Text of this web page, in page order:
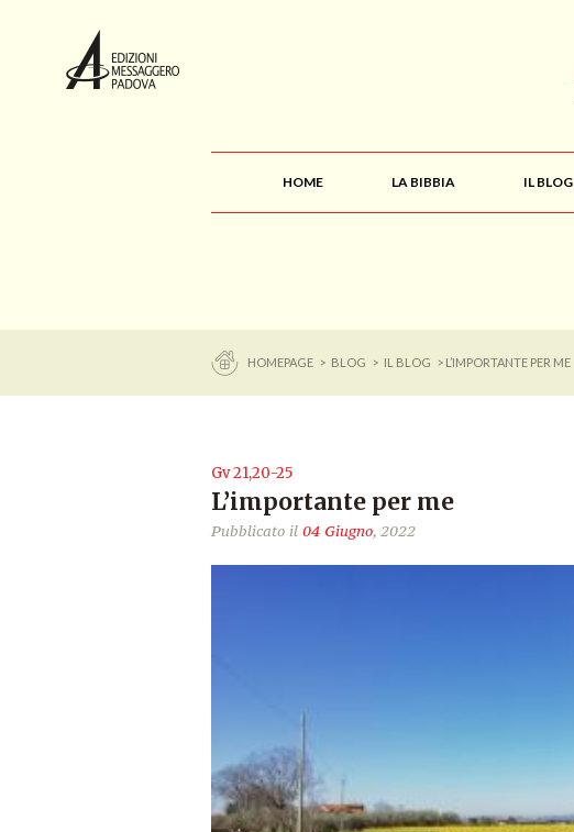
HOME LA BIBBIA IL BLOG
HOMEPAGE > BLOG > IL BLOG > L’IMPORTANTE PER ME
Gv 21,20-25
L’importante per me
Pubblicato il 04 Giugno, 2022